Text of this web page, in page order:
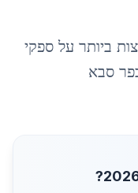
ביותר על ספקי
סבא